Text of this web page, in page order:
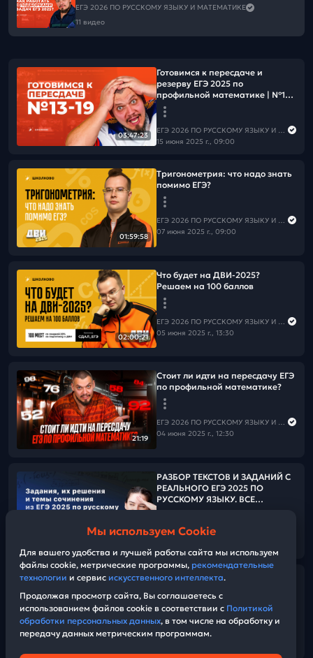
ЕГЭ 2026 ПО РУССКОМУ ЯЗЫКУ И МАТЕМАТИКЕ
11 видео
03:47:23
Готовимся к пересдаче и
резерву ЕГЭ 2025 по
профильной математике | №13-
19
ЕГЭ 2026 ПО РУССКОМУ ЯЗЫКУ И МАТЕМАТИКЕ
15 июня 2025 г., 09:00
01:59:58
Тригонометрия: что надо знать
помимо ЕГЭ?
ЕГЭ 2026 ПО РУССКОМУ ЯЗЫКУ И МАТЕМАТИКЕ
07 июня 2025 г., 09:00
02:00:21
Что будет на ДВИ-2025?
Решаем на 100 баллов
ЕГЭ 2026 ПО РУССКОМУ ЯЗЫКУ И МАТЕМАТИКЕ
05 июня 2025 г., 13:30
21:19
Стоит ли идти на пересдачу ЕГЭ
по профильной математике?
ЕГЭ 2026 ПО РУССКОМУ ЯЗЫКУ И МАТЕМАТИКЕ
04 июня 2025 г., 12:30
РАЗБОР ТЕКСТОВ И ЗАДАНИЙ С
РЕАЛЬНОГО ЕГЭ 2025 ПО
РУССКОМУ ЯЗЫКУ. ВСЕ
Хвалим себя | Итоги 33-его дня
ЕГЭ 2026 ПО РУССКОМУ ЯЗЫКУ И МАТЕМАТИКЕ
28 мая 2025 г., 17:20
Мы используем Cookie
Для вашего удобства и лучшей работы сайта мы используем
файлы cookie, метрические программы, рекомендательные
технологии и сервис искусственного интеллекта.
Продолжая просмотр сайта, Вы соглашаетесь с
использованием файлов cookie в соответствии с Политикой
обработки персональных данных, в том числе на обработку и
передачу данных метрическим программам.